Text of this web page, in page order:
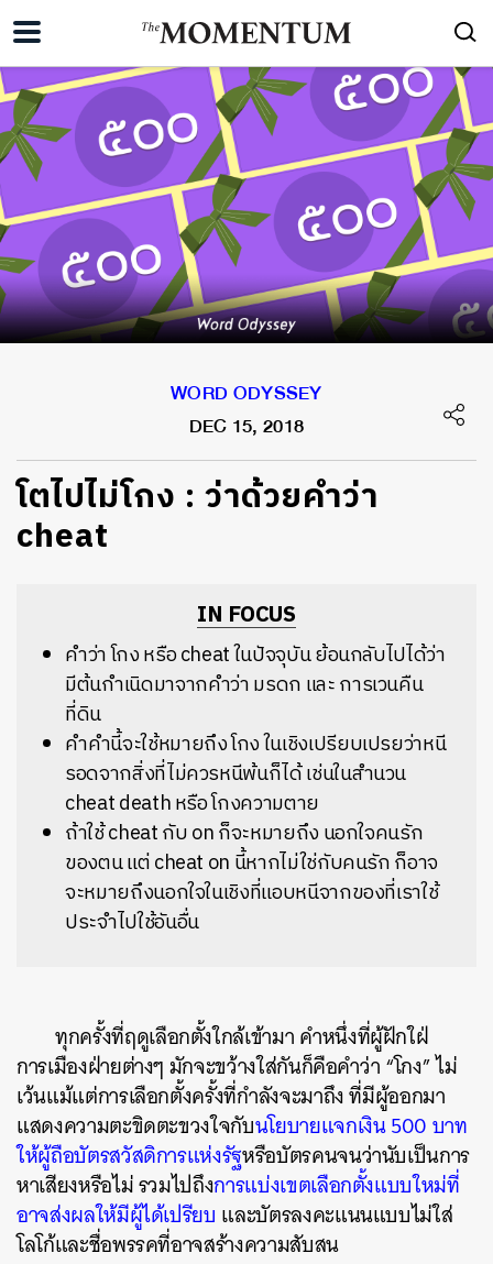
WORD ODYSSEY
DEC 15, 2018
โตไปไม่โกง : ว่าด้วยคำว่า
cheat
IN FOCUS
คำว่า โกง หรือ cheat ในปัจจุบัน ย้อนกลับไปได้ว่า
มีต้นกำเนิดมาจากคำว่า มรดก และ การเวนคืน
ที่ดิน
คำคำนี้จะใช้หมายถึง โกง ในเชิงเปรียบเปรยว่าหนี
รอดจากสิ่งที่ไม่ควรหนีพ้นก็ได้ เช่นในสำนวน
cheat death หรือ โกงความตาย
ถ้าใช้ cheat กับ on ก็จะหมายถึง นอกใจคนรัก
ของตน แต่ cheat on นี้หากไม่ใช่กับคนรัก ก็อาจ
จะหมายถึงนอกใจในเชิงที่แอบหนีจากของที่เราใช้
ประจำไปใช้อันอื่น
ทุกครั้งที่ฤดูเลือกตั้งใกล้เข้ามา คำหนึ่งที่ผู้ฝักใฝ่
การเมืองฝ่ายต่างๆ มักจะขว้างใส่กันก็คือคำว่า “โกง” ไม่
เว้นแม้แต่การเลือกตั้งครั้งที่กำลังจะมาถึง ที่มีผู้ออกมา
แสดงความตะขิดตะขวงใจกับนโยบายแจกเงิน 500 บาท
ให้ผู้ถือบัตรสวัสดิการแห่งรัฐหรือบัตรคนจนว่านับเป็นการ
หาเสียงหรือไม่ รวมไปถึงการแบ่งเขตเลือกตั้งแบบใหม่ที่
อาจส่งผลให้มีผู้ได้เปรียบ และบัตรลงคะแนนแบบไม่ใส่
โลโก้และชื่อพรรคที่อาจสร้างความสับสน